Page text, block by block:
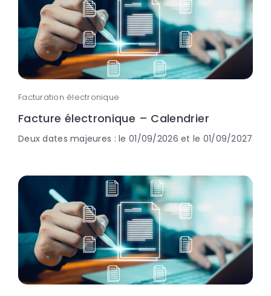
Facturation électronique
Facture électronique – Calendrier
Deux dates majeures : le 01/09/2026 et le 01/09/2027